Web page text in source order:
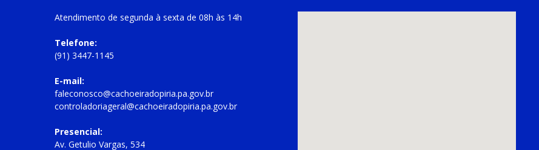
Atendimento de segunda à sexta de 08h às 14h
Telefone:
(91) 3447-1145
E-mail:
faleconosco@cachoeiradopiria.pa.gov.br
controladoriageral@cachoeiradopiria.pa.gov.br
Presencial:
Av. Getulio Vargas, 534